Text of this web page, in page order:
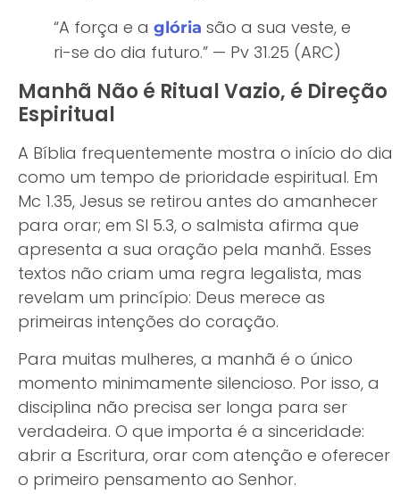
“A força e a glória são a sua veste, e
ri-se do dia futuro.” — Pv 31.25 (ARC)
Manhã Não é Ritual Vazio, é Direção
Espiritual
A Bíblia frequentemente mostra o início do dia
como um tempo de prioridade espiritual. Em
Mc 1.35, Jesus se retirou antes do amanhecer
para orar; em Sl 5.3, o salmista afirma que
apresenta a sua oração pela manhã. Esses
textos não criam uma regra legalista, mas
revelam um princípio: Deus merece as
primeiras intenções do coração.
Para muitas mulheres, a manhã é o único
momento minimamente silencioso. Por isso, a
disciplina não precisa ser longa para ser
verdadeira. O que importa é a sinceridade:
abrir a Escritura, orar com atenção e oferecer
o primeiro pensamento ao Senhor.